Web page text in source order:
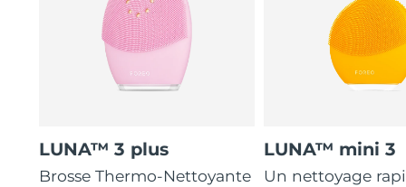
LUNA™ 3 plus
Brosse Thermo-Nettoyante
LUNA™ mini 3
Un nettoyage